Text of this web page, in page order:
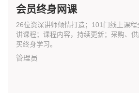
会员终身网课
26位资深讲师倾情打造；101门线上课
讲课程；课程内容，持续更新；采购、
买终身学习。
管理员